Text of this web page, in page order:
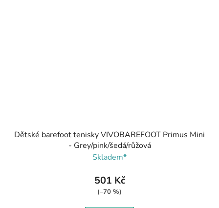
Dětské barefoot tenisky VIVOBAREFOOT Primus Mini
- Grey/pink/šedá/růžová
Skladem*
501 Kč
(–70 %)